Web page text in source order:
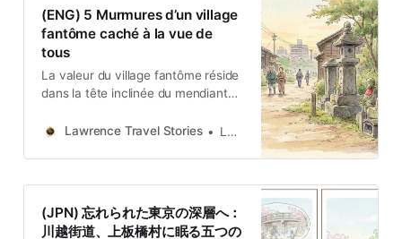
(ENG) 5 Murmures d’un village
fantôme caché à la vue de
tous
La valeur du village fantôme réside
dans la tête inclinée du mendiant
des pierres sur son chemin.
Lawrence Travel Stories Lawrence
(JPN) 忘れられた東京の深層へ：
川越街道、上板橋村に眠る五つの